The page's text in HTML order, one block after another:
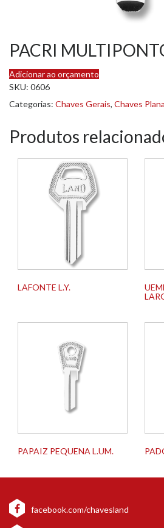
PACRI
Adicionar ao orçamento
SKU: 0606
Categorias: Chaves Gerais, Chaves
Produtos
LAFONTE L.Y.
PAPAIZ PEQUENA L.UM.
facebook.com/chavesland